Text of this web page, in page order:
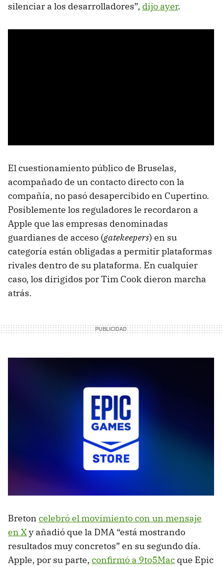
silenciar a los desarrolladores”, dijo ayer.
El cuestionamiento público de Bruselas,
acompañado de un contacto directo con la
compañía, no pasó desapercibido en Cupertino.
Posiblemente los reguladores le recordaron a
Apple que las empresas denominadas
guardianes de acceso (gatekeepers) en su
categoría están obligadas a permitir plataformas
rivales dentro de su plataforma. En cualquier
caso, los dirigidos por Tim Cook dieron marcha
atrás.
Breton celebró el movimiento con un mensaje
en Xy añadió que la DMA “está mostrando
resultados muy concretos” en su segundo día.
Apple, por su parte, confirmó a 9to5Mac que Epic